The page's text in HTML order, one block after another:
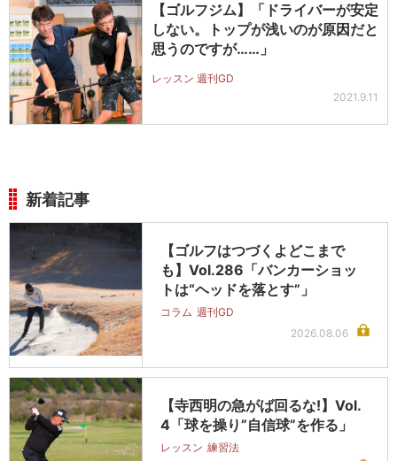
【ゴルフジム】「ドライバーが安定
しない。トップが浅いのが原因だと
思うのですが……」
レッスン 週刊GD
2021.9.11
新着記事
【ゴルフはつづくよどこまで
も】Vol.286「バンカーショッ
トは“ヘッドを落とす”」
コラム 週刊GD
2026.08.06
【寺西明の急がば回るな!】Vol.
4「球を操り”自信球”を作る」
レッスン 練習法